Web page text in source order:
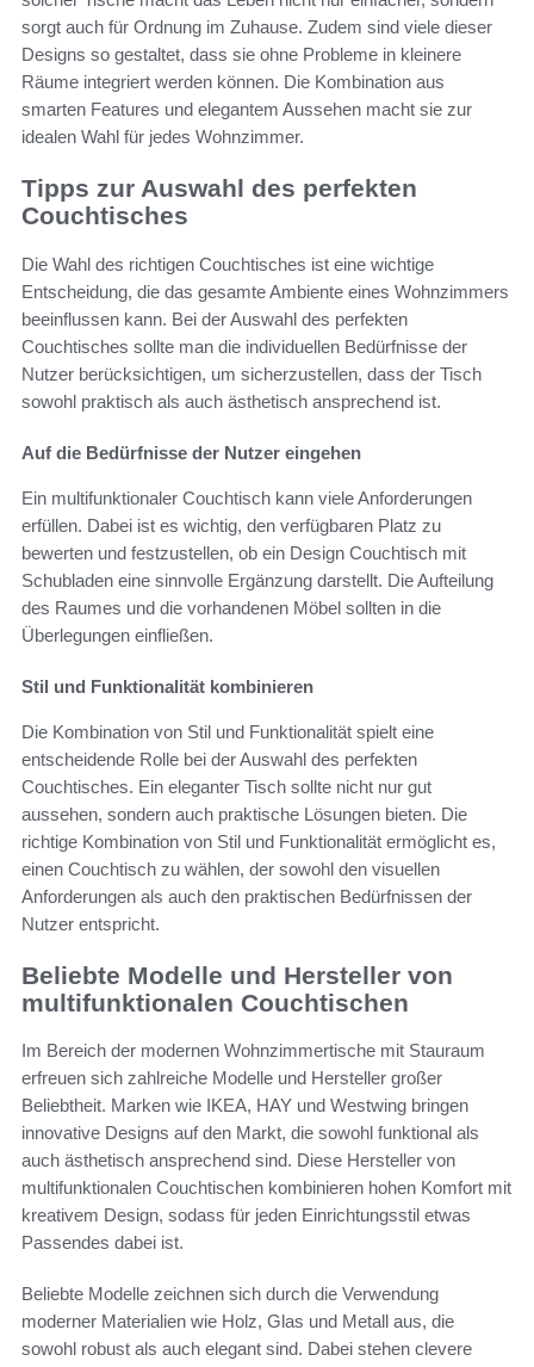
sorgt auch für Ordnung im Zuhause. Zudem sind viele dieser
Designs so gestaltet, dass sie ohne Probleme in kleinere
Räume integriert werden können. Die Kombination aus
smarten Features und elegantem Aussehen macht sie zur
idealen Wahl für jedes Wohnzimmer.
Tipps zur Auswahl des perfekten
Couchtisches
Die Wahl des richtigen Couchtisches ist eine wichtige
Entscheidung, die das gesamte Ambiente eines Wohnzimmers
beeinflussen kann. Bei der Auswahl des perfekten
Couchtisches sollte man die individuellen Bedürfnisse der
Nutzer berücksichtigen, um sicherzustellen, dass der Tisch
sowohl praktisch als auch ästhetisch ansprechend ist.
Auf die Bedürfnisse der Nutzer eingehen
Ein multifunktionaler Couchtisch kann viele Anforderungen
erfüllen. Dabei ist es wichtig, den verfügbaren Platz zu
bewerten und festzustellen, ob ein Design Couchtisch mit
Schubladen eine sinnvolle Ergänzung darstellt. Die Aufteilung
des Raumes und die vorhandenen Möbel sollten in die
Überlegungen einfließen.
Stil und Funktionalität kombinieren
Die Kombination von Stil und Funktionalität spielt eine
entscheidende Rolle bei der Auswahl des perfekten
Couchtisches. Ein eleganter Tisch sollte nicht nur gut
aussehen, sondern auch praktische Lösungen bieten. Die
richtige Kombination von Stil und Funktionalität ermöglicht es,
einen Couchtisch zu wählen, der sowohl den visuellen
Anforderungen als auch den praktischen Bedürfnissen der
Nutzer entspricht.
Beliebte Modelle und Hersteller von
multifunktionalen Couchtischen
Im Bereich der modernen Wohnzimmertische mit Stauraum
erfreuen sich zahlreiche Modelle und Hersteller großer
Beliebtheit. Marken wie IKEA, HAY und Westwing bringen
innovative Designs auf den Markt, die sowohl funktional als
auch ästhetisch ansprechend sind. Diese Hersteller von
multifunktionalen Couchtischen kombinieren hohen Komfort mit
kreativem Design, sodass für jeden Einrichtungsstil etwas
Passendes dabei ist.
Beliebte Modelle zeichnen sich durch die Verwendung
moderner Materialien wie Holz, Glas und Metall aus, die
sowohl robust als auch elegant sind. Dabei stehen clevere